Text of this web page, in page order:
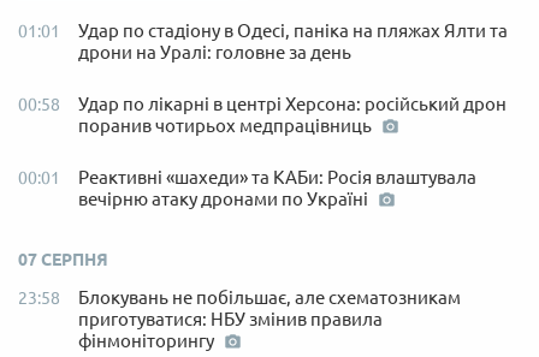
01:01
Удар по стадіону в Одесі, паніка на пляжах Ялти та
дрони на Уралі: головне за день
00:58
Удар по лікарні в центрі Херсона: російський дрон
поранив чотирьох медпрацівниць
00:01
Реактивні «шахеди» та КАБи: Росія влаштувала
вечірню атаку дронами по Україні
07 СЕРПНЯ
23:58
Блокувань не побільшає, але схематозникам
приготуватися: НБУ змінив правила
фінмоніторингу